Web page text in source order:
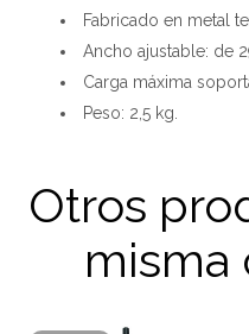
Fabricado en metal
Ancho ajustable: de
Carga máxima
Peso: 2,5 kg.
Otros
misma